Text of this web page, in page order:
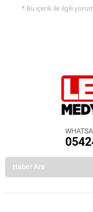
* Bu içerik ile ilgili